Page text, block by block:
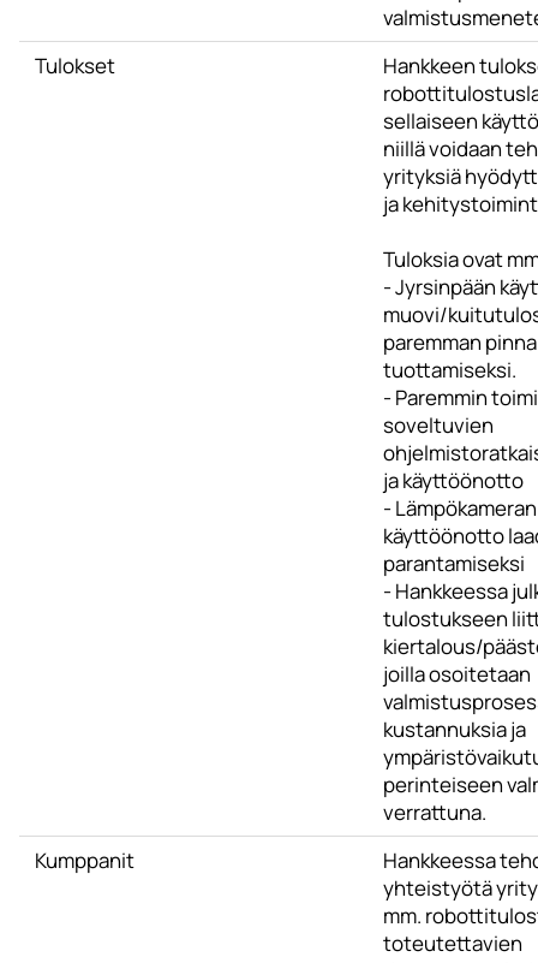
Tulokset
Hankkeen
sellaiseen
niillä voidaan
yrityksiä
ja
Tuloksia ovat
- Jyrsinpään
muovi/
paremman
tuottamiseksi.
- Paremmin
soveltuvien
ja käyttöönotto
-
käyttöönotto
parantamiseksi
- Hankkeessa
tulostukseen
kiertalous/
joilla osoitetaan
kustannuksia ja
perinteiseen
verrattuna.
Kumppanit
Hankkeessa
yhteistyötä
mm.
toteutettavien